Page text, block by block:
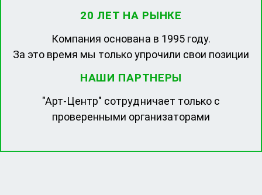
20 ЛЕТ НА РЫНКЕ
Компания основана в 1995 году.
За это время мы только упрочили свои позиции
НАШИ ПАРТНЕРЫ
"Арт-Центр" сотрудничает только с
проверенными организаторами